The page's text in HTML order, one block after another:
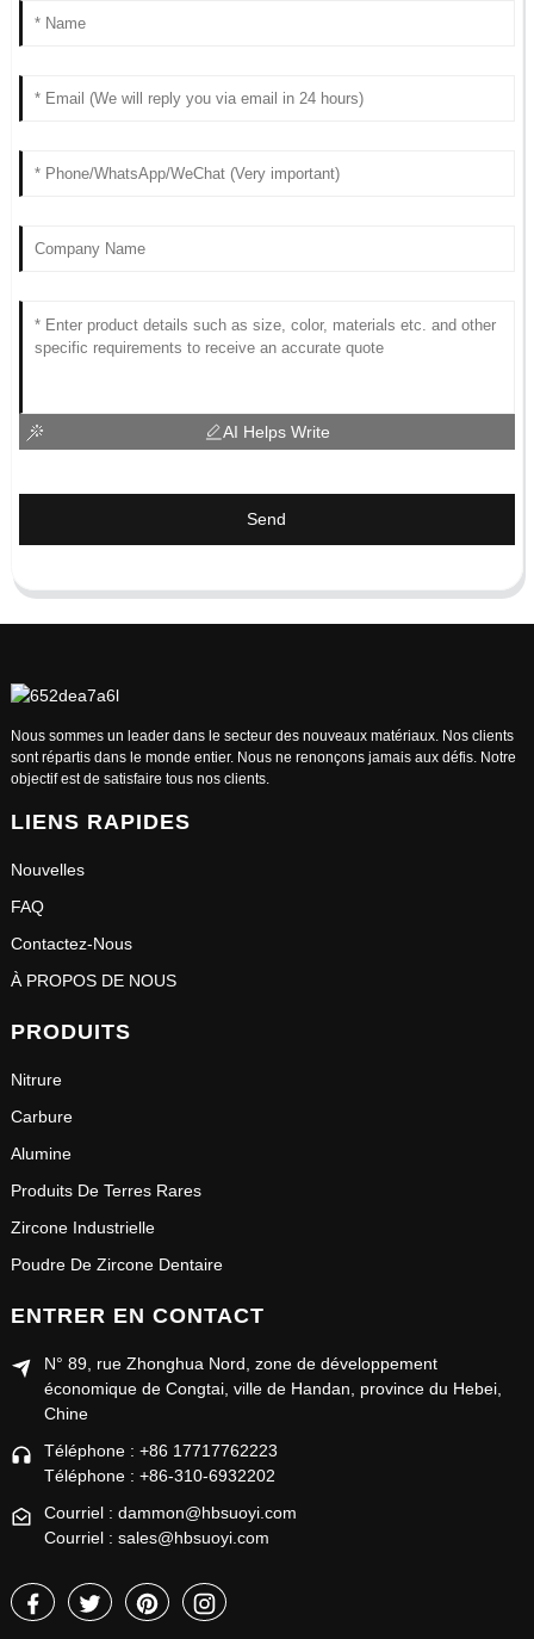
AI Helps Write
Send
Nous sommes un leader dans le secteur des nouveaux matériaux. Nos clients
sont répartis dans le monde entier. Nous ne renonçons jamais aux défis. Notre
objectif est de satisfaire tous nos clients.
LIENS RAPIDES
Nouvelles
FAQ
Contactez-Nous
À PROPOS DE NOUS
PRODUITS
Nitrure
Carbure
Alumine
Produits De Terres Rares
Zircone Industrielle
Poudre De Zircone Dentaire
ENTRER EN CONTACT
N° 89, rue Zhonghua Nord, zone de développement
économique de Congtai, ville de Handan, province du Hebei,
Chine
Téléphone : +86 17717762223
Téléphone : +86-310-6932202
Courriel : dammon@hbsuoyi.com
Courriel : sales@hbsuoyi.com